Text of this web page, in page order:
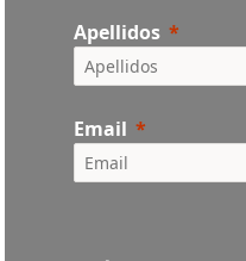
Apellidos
Email